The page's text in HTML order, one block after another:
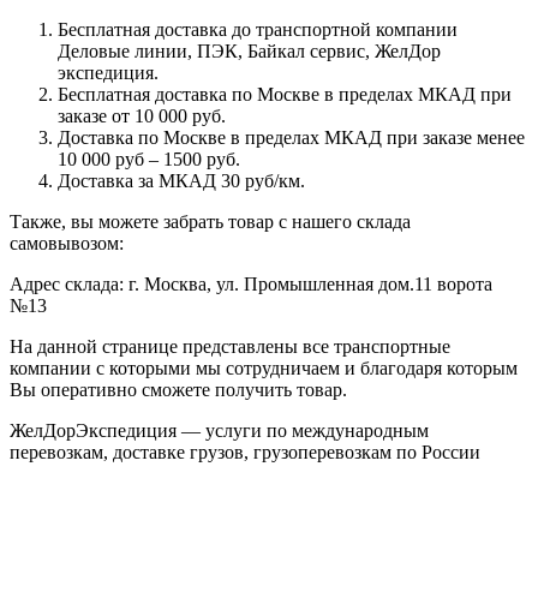
Бесплатная доставка до транспортной компании
Деловые линии, ПЭК, Байкал сервис, ЖелДор
экспедиция.
Бесплатная доставка по Москве в пределах МКАД при
заказе от 10 000 руб.
Доставка по Москве в пределах МКАД при заказе менее
10 000 руб – 1500 руб.
Доставка за МКАД 30 руб/км.
Также, вы можете забрать товар с нашего склада
самовывозом:
Адрес склада: г. Москва, ул. Промышленная дом.11 ворота
№13
На данной странице представлены все транспортные
компании с которыми мы сотрудничаем и благодаря которым
Вы оперативно сможете получить товар.
ЖелДорЭкспедиция — услуги по международным
перевозкам, доставке грузов, грузоперевозкам по России